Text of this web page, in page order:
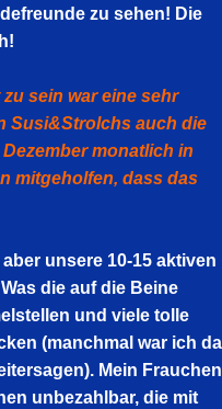
zu sehen! Die
sein war eine sehr
Susi&Strolchs auch die
monatlich in
mitgeholfen, dass das
unsere 10-15 aktiven
die auf die Beine
und viele tolle
(manchmal war ich da
Mein Frauchen
unbezahlbar, die mit